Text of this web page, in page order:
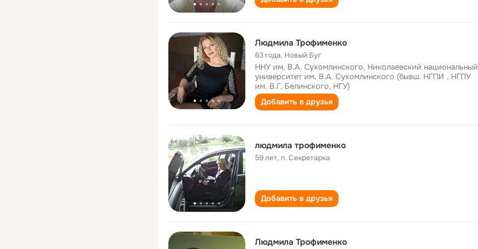
Людмила Трофименко
63 года, Новый Буг
ННУ им. В.А. Сухомлинского, Николаевский национальный
университет им. В.А. Сухомлинского (бывш. НГПИ , НГПУ
им. В.Г. Белинского, НГУ)
Добавить в друзья
людмила трофименко
59 лет,п. Секретарка
Добавить в друзья
Людмила Трофименко